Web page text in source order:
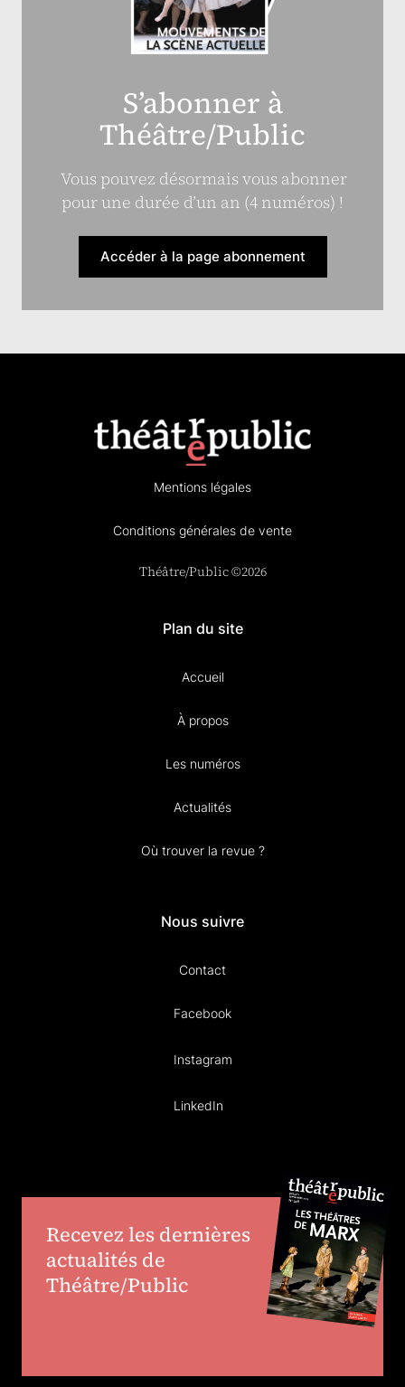
S’abonner à
Théâtre/Public
Vous pouvez désormais vous abonner
pour une durée d’un an (4 numéros) !
Accéder à la page abonnement
Mentions légales
Conditions générales de vente
Théâtre/Public ©2026
Plan du site
Accueil
À propos
Les numéros
Actualités
Où trouver la revue ?
Nous suivre
Contact
Facebook
Instagram
LinkedIn
Recevez les dernières
actualités de
Théâtre/Public